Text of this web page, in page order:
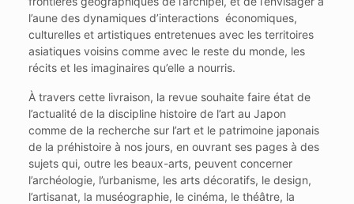
l’aune des dynamiques d’interactions économiques,
culturelles et artistiques entretenues avec les territoires
asiatiques voisins comme avec le reste du monde, les
récits et les imaginaires qu’elle a nourris.
À travers cette livraison, la revue souhaite faire état de
l’actualité de la discipline histoire de l’art au Japon
comme de la recherche sur l’art et le patrimoine japonais
de la préhistoire à nos jours, en ouvrant ses pages à des
sujets qui, outre les beaux-arts, peuvent concerner
l’archéologie, l’urbanisme, les arts décoratifs, le design,
l’artisanat, la muséographie, le cinéma, le théâtre, la